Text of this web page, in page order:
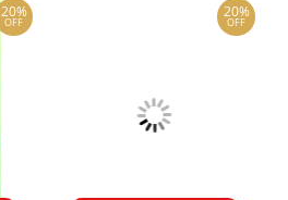
20%
OFF
20%
OFF